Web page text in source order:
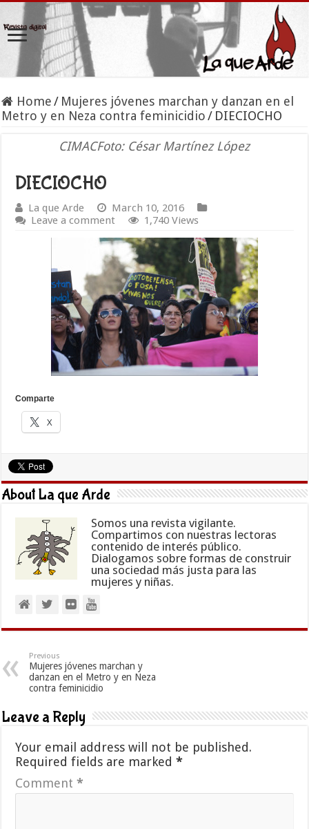
Home / Mujeres jóvenes marchan y danzan en el
Metro y en Neza contra feminicidio / DIECIOCHO
CIMACFoto: César Martínez López
DIECIOCHO
La que Arde
March 10, 2016
Leave a comment
1,740 Views
Comparte
X
About La que Arde
Somos una revista vigilante.
Compartimos con nuestras lectoras
contenido de interés público.
Dialogamos sobre formas de construir
una sociedad más justa para las
mujeres y niñas.
Previous
Mujeres jóvenes marchan y
danzan en el Metro y en Neza
contra feminicidio
Leave a Reply
Your email address will not be published.
Required fields are marked*
Comment*